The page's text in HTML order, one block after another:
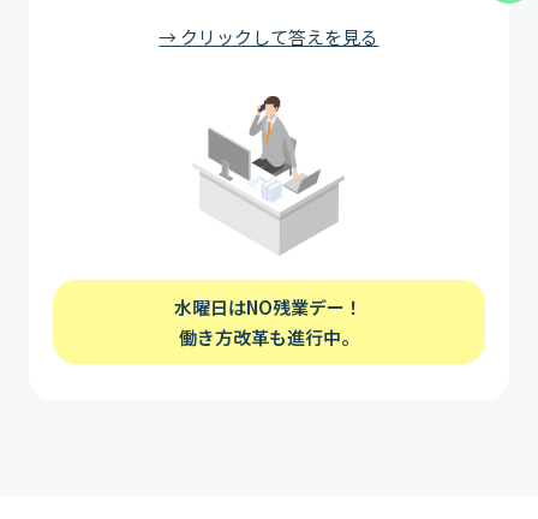
→ クリックして答えを見る
水曜日はNO残業デー！
働き方改革も進行中。